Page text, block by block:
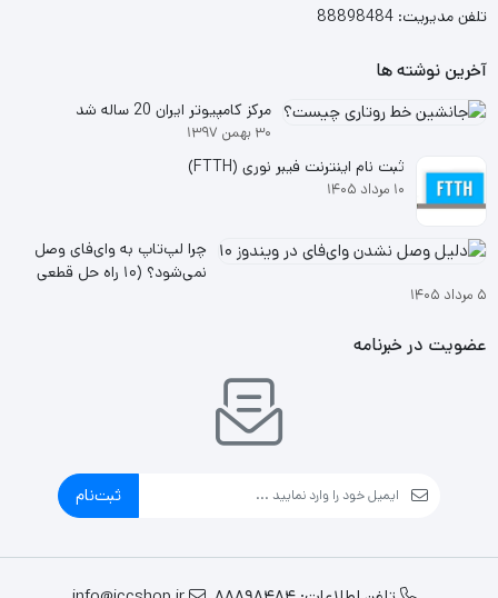
تلفن مدیریت: 88898484
آخرین نوشته ها
مرکز کامپیوتر ایران 20 ساله شد
۳۰ بهمن ۱۳۹۷
ثبت نام اینترنت فیبر نوری (FTTH)
۱۰ مرداد ۱۴۰۵
چرا لپ‌تاپ به وای‌فای وصل
نمی‌شود؟ (۱۰ راه حل قطعی
۵ مرداد ۱۴۰۵
عضویت در خبرنامه
ثبت‌نام